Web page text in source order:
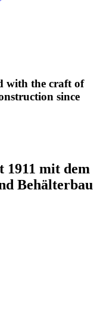
with the craft of
since
1911 mit dem
Behälterbau